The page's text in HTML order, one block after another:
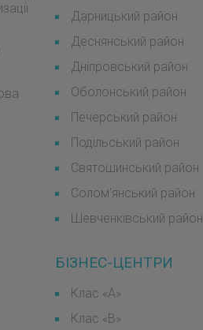
Дарницький район
Деснянський район
Дніпровський район
Оболонський район
Печерський район
Подільський район
Святошинський район
Солом'янський район
Шевченківський район
БІЗНЕС-ЦЕНТРИ
Клас «А»
Клас «B»